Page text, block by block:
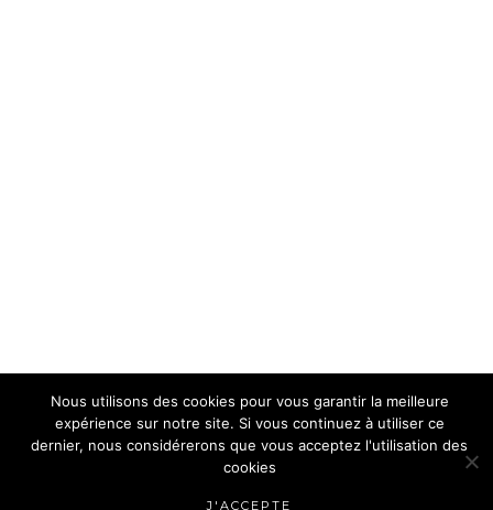
Nous utilisons des cookies pour vous garantir la meilleure
expérience sur notre site. Si vous continuez à utiliser ce
dernier, nous considérerons que vous acceptez l'utilisation des
cookies
J'ACCEPTE